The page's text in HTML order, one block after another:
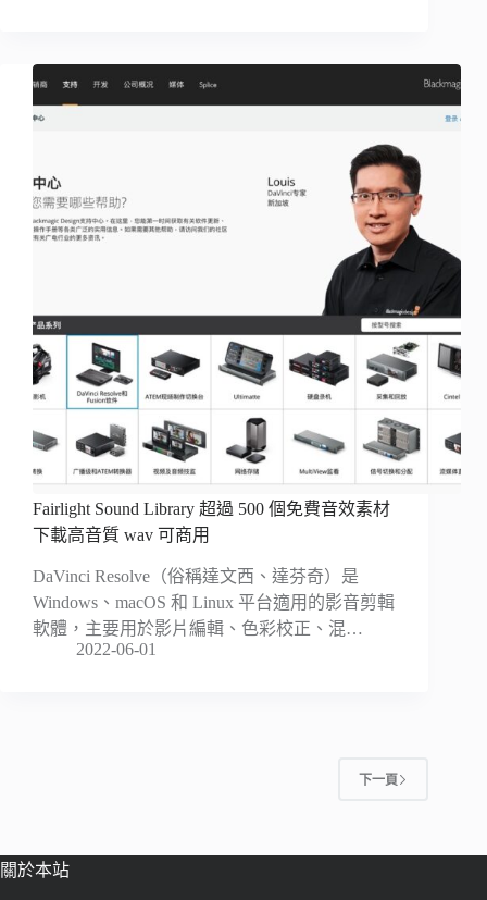
Fairlight Sound Library 超過 500 個免費音效素材
下載高音質 wav 可商用
DaVinci Resolve（俗稱達文西、達芬奇）是
Windows、macOS 和 Linux 平台適用的影音剪輯
軟體，主要用於影片編輯、色彩校正、混…
2022-06-01
下一頁
關於本站